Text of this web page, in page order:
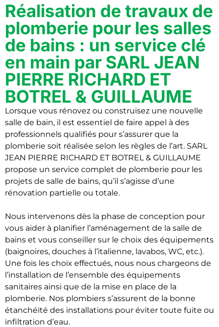
Réalisation de travaux de
plomberie pour les salles
de bains : un service clé
en main par SARL JEAN
PIERRE RICHARD ET
BOTREL & GUILLAUME
Lorsque vous rénovez ou construisez une nouvelle
salle de bain, il est essentiel de faire appel à des
professionnels qualifiés pour s’assurer que la
plomberie soit réalisée selon les règles de l’art. SARL
JEAN PIERRE RICHARD ET BOTREL & GUILLAUME
propose un service complet de plomberie pour les
projets de salle de bains, qu’il s’agisse d’une
rénovation partielle ou totale.
Nous intervenons dès la phase de conception pour
vous aider à planifier l’aménagement de la salle de
bains et vous conseiller sur le choix des équipements
(baignoires, douches à l’italienne, lavabos, WC, etc.).
Une fois les choix effectués, nous nous chargeons de
l’installation de l’ensemble des équipements
sanitaires ainsi que de la mise en place de la
plomberie. Nos plombiers s’assurent de la bonne
étanchéité des installations pour éviter toute fuite ou
infiltration d’eau.